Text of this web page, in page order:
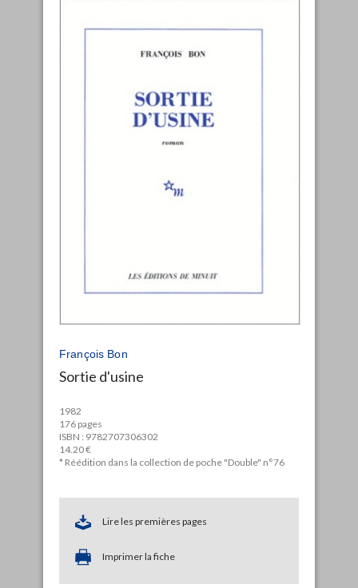
François Bon
Sortie d'usine
1982
176 pages
ISBN : 9782707306302
14.20 €
* Réédition dans la collection de poche "Double" n°76
Lire les premières pages
Imprimer la fiche